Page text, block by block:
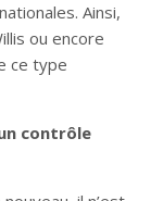
Ainsi,
ou encore
ce type
contrôle